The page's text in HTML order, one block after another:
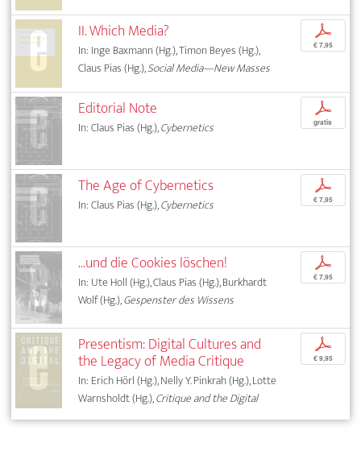
II. Which Media?
In: Inge Baxmann (Hg.), Timon Beyes (Hg.),
Claus Pias (Hg.),Social Media—New Masses
p
€ 7,95
Editorial Note
In: Claus Pias (Hg.),Cybernetics
p
gratis
The Age of Cybernetics
In: Claus Pias (Hg.),Cybernetics
p
€ 7,95
...und die Cookies löschen!
In: Ute Holl (Hg.), Claus Pias (Hg.), Burkhardt
Wolf (Hg.),Gespenster des Wissens
p
€ 7,95
Presentism: Digital Cultures and
the Legacy of Media Critique
In: Erich Hörl (Hg.), Nelly Y. Pinkrah (Hg.), Lotte
Warnsholdt (Hg.),Critique and the Digital
p
€ 9,95